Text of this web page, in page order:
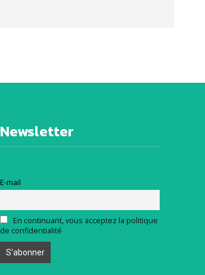
Newsletter
E-mail
En continuant, vous acceptez la politique
de confidentialité